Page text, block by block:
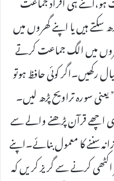
سکتے ہیں یا اپنے گھروں میں
میں الگ جماعت کرتے
رکھیں۔اگر کوئی حافظ ہوتو
سورہ تراویح پڑھ لیں۔
اچھے قرآن پڑھنے والے سے
سننے کا معمول بنائے۔اپنے
کرنے سے گریز کریں کہ